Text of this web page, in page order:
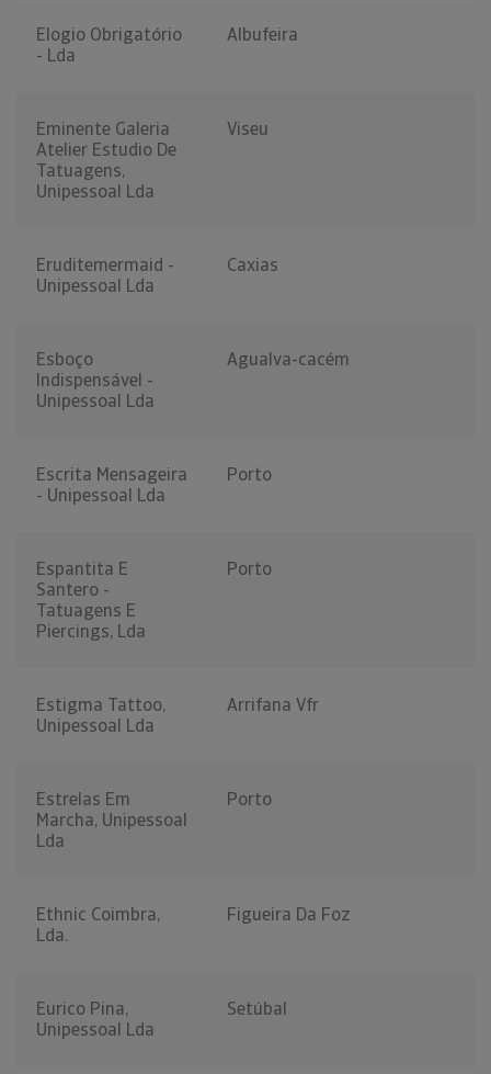
Elogio Obrigatório
- Lda
Albufeira
Eminente Galeria
Atelier Estudio De
Tatuagens,
Unipessoal Lda
Viseu
Eruditemermaid -
Unipessoal Lda
Caxias
Esboço
Indispensável -
Unipessoal Lda
Agualva-cacém
Escrita Mensageira
- Unipessoal Lda
Porto
Espantita E
Santero -
Tatuagens E
Piercings, Lda
Porto
Estigma Tattoo,
Unipessoal Lda
Arrifana Vfr
Estrelas Em
Marcha, Unipessoal
Lda
Porto
Ethnic Coimbra,
Lda.
Figueira Da Foz
Eurico Pina,
Unipessoal Lda
Setúbal